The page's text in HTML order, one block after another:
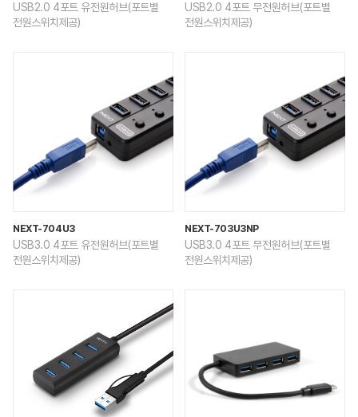
USB2.0 4포트 유전원허브(포트별
전원스위치제공)
USB2.0 4포트 무전원허브(포트별
전원스위치제공)
NEXT-704U3
USB3.0 4포트 유전원허브(포트별
전원스위치제공)
NEXT-703U3NP
USB3.0 4포트 무전원허브(포트별
전원스위치제공)